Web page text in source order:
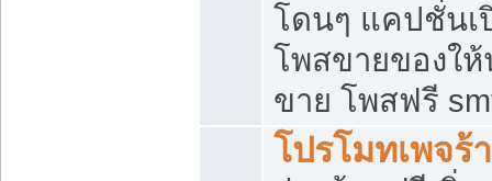
โดนๆ แคปชั่นเ
โพสขายของใ
ขาย โพสฟรี
โปรโมทเพจร้